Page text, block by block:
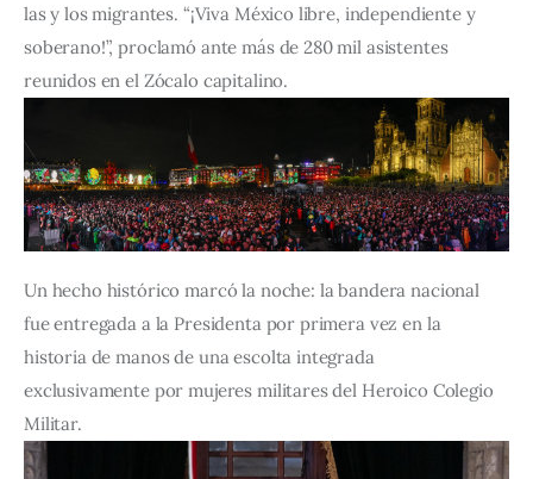
las y los migrantes. “¡Viva México libre, independiente y
soberano!”, proclamó ante más de 280 mil asistentes
reunidos en el Zócalo capitalino.
Un hecho histórico marcó la noche: la bandera nacional
fue entregada a la Presidenta por primera vez en la
historia de manos de una escolta integrada
exclusivamente por mujeres militares del Heroico Colegio
Militar.